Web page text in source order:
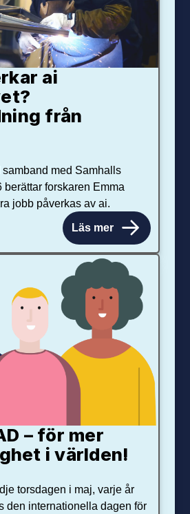
ai
från
med Samhalls
berättar forskaren Emma
jobb påverkas av ai.
Läs mer
– för mer
i världen!
torsdagen i maj, varje år
den internationella dagen för